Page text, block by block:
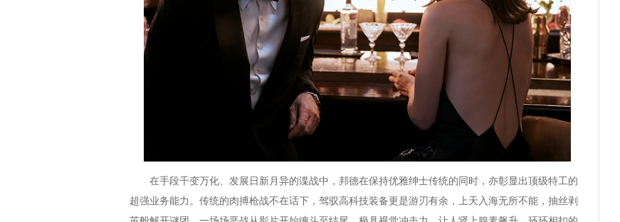
在手段千变万化、发展日新月异的谍战中，邦德在保持优雅绅士传统的同时，亦彰显出顶级特工的
超强业务能力。传统的肉搏枪战不在话下，驾驭高科技装备更是游刃有余，上天入海无所不能，抽丝剥